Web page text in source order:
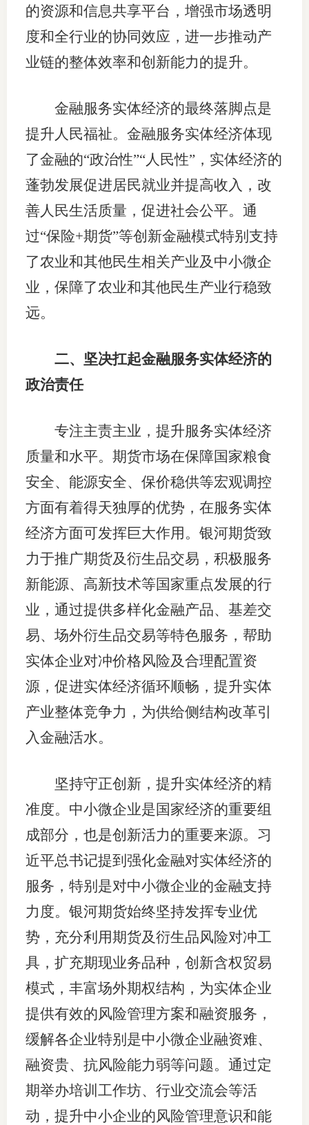
文化建
会议交
的资源和信息共享平台，增强市场透明
度和全行业的协同效应，进一步推动产
业链的整体效率和创新能力的提升。
金融服务实体经济的最终落脚点是
提升人民福祉。金融服务实体经济体现
了金融的“政治性”“人民性”，实体经济的
蓬勃发展促进居民就业并提高收入，改
善人民生活质量，促进社会公平。通
过“保险+期货”等创新金融模式特别支持
了农业和其他民生相关产业及中小微企
业，保障了农业和其他民生产业行稳致
远。
二、坚决扛起金融服务实体经济的
政治责任
专注主责主业，提升服务实体经济
质量和水平。期货市场在保障国家粮食
安全、能源安全、保价稳供等宏观调控
方面有着得天独厚的优势，在服务实体
经济方面可发挥巨大作用。银河期货致
力于推广期货及衍生品交易，积极服务
新能源、高新技术等国家重点发展的行
业，通过提供多样化金融产品、基差交
易、场外衍生品交易等特色服务，帮助
实体企业对冲价格风险及合理配置资
源，促进实体经济循环顺畅，提升实体
产业整体竞争力，为供给侧结构改革引
入金融活水。
坚持守正创新，提升实体经济的精
准度。中小微企业是国家经济的重要组
成部分，也是创新活力的重要来源。习
近平总书记提到强化金融对实体经济的
服务，特别是对中小微企业的金融支持
力度。银河期货始终坚持发挥专业优
势，充分利用期货及衍生品风险对冲工
具，扩充期现业务品种，创新含权贸易
模式，丰富场外期权结构，为实体企业
提供有效的风险管理方案和融资服务，
缓解各企业特别是中小微企业融资难、
融资贵、抗风险能力弱等问题。通过定
期举办培训工作坊、行业交流会等活
动，提升中小企业的风险管理意识和能